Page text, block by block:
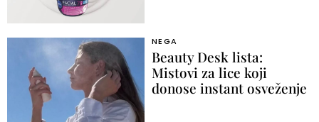
NEGA
Beauty Desk lista:
Mistovi za lice koji
donose instant osveženje